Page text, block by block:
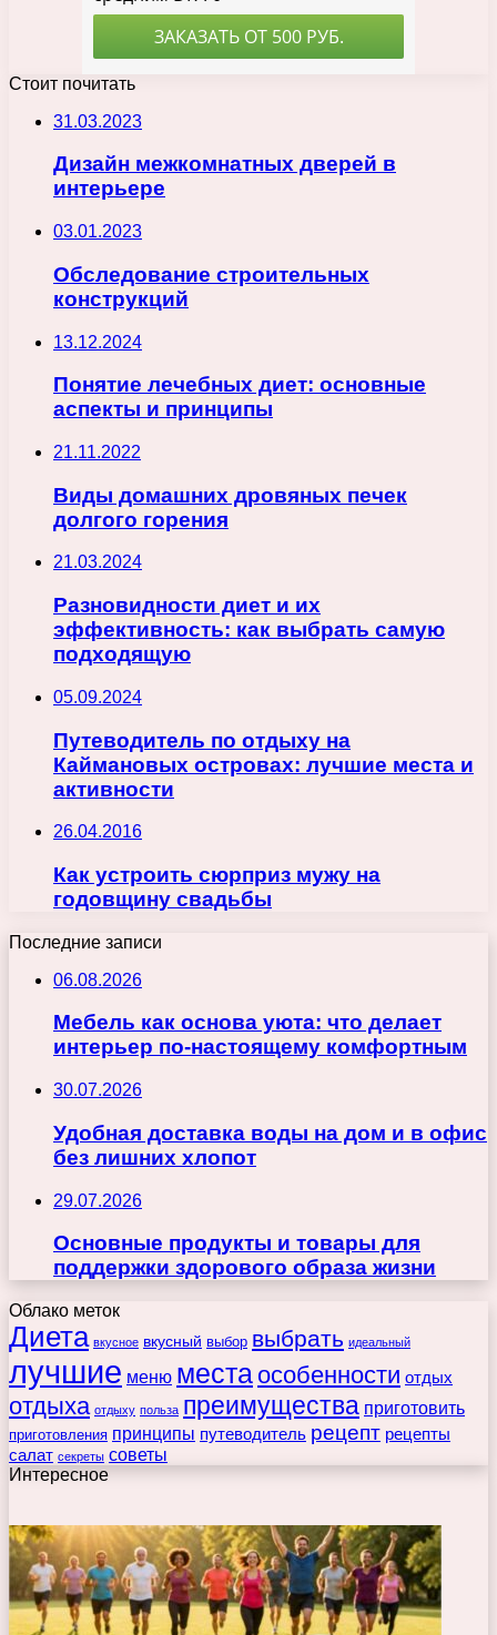
Стоит почитать
31.03.2023
Дизайн межкомнатных дверей в
интерьере
03.01.2023
Обследование строительных
конструкций
13.12.2024
Понятие лечебных диет: основные
аспекты и принципы
21.11.2022
Виды домашних дровяных печек
долгого горения
21.03.2024
Разновидности диет и их
эффективность: как выбрать самую
подходящую
05.09.2024
Путеводитель по отдыху на
Каймановых островах: лучшие места и
активности
26.04.2016
Как устроить сюрприз мужу на
годовщину свадьбы
Последние записи
06.08.2026
Мебель как основа уюта: что делает
интерьер по-настоящему комфортным
30.07.2026
Удобная доставка воды на дом и в офис
без лишних хлопот
29.07.2026
Основные продукты и товары для
поддержки здорового образа жизни
Облако меток
Диета вкусное вкусный выбор выбрать идеальный
лучшие меню места особенности отдых
отдыха отдыху польза преимущества приготовить
приготовления принципы путеводитель рецепт рецепты
салат секреты советы
Интересное